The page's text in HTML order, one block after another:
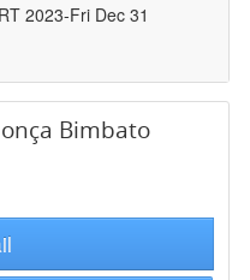
2023-Fri Dec 31
Bimbato